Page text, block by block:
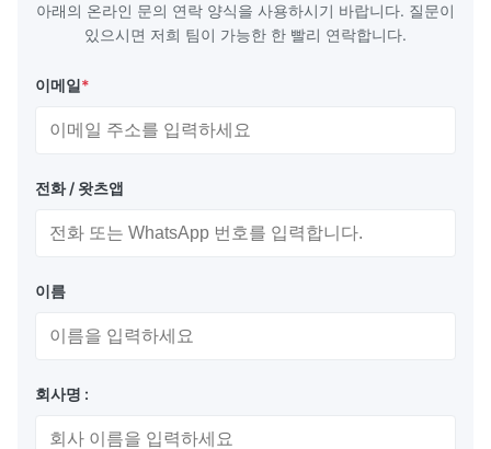
포장 및 배달:
EPS 트레이 + 카튼 상자
해상 운송 또는 항공 운송
에 특화된 VFD 디스플레이, LED 디스플레이
우리의 제품은 널리 산업 제어 디스플레이, 의료 기기 디스
아래의 온라인 문의 연락 양식을 사용하시기 바랍니다. 질문이
있으시면 저희 팀이 가능한 한 빨리 연락합니다.
이메일*
전화 / 왓츠앱
이름
회사명 :